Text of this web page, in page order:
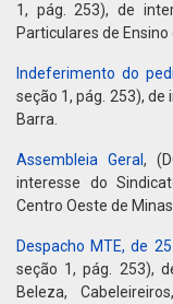
1, pág. 253), de
Particulares de Ensino
Indeferimento do
seção 1, pág. 253),
Barra.
Assembleia Geral,
interesse do
Centro Oeste de
Despacho MTE, de
seção 1, pág. 253),
Beleza,